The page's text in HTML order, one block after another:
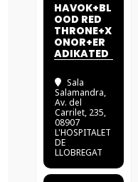
HAVOK+BL
OOD RED
THRONE+X
ONOR+ER
ADIKATED
Sala
Salamandra,
Av. del
Carrilet, 235,
08907
L'HOSPITALET
DE
LLOBREGAT